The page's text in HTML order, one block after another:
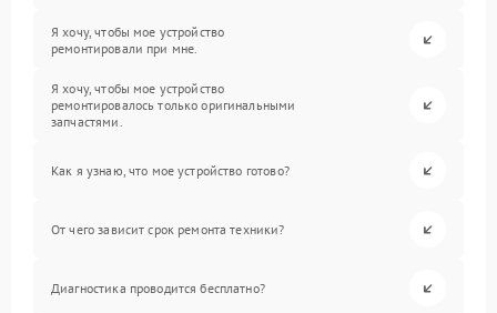
Я хочу, чтобы мое устройство
ремонтировали при мне.
Я хочу, чтобы мое устройство
ремонтировалось только оригинальными
запчастями.
Как я узнаю, что мое устройство готово?
От чего зависит срок ремонта техники?
Диагностика проводится бесплатно?